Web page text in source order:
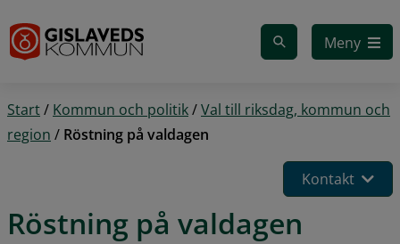
Meny
Start/ Kommun och politik/Val till riksdag, kommun och
region / Röstning på valdagen
Kontakt
Röstning på valdagen